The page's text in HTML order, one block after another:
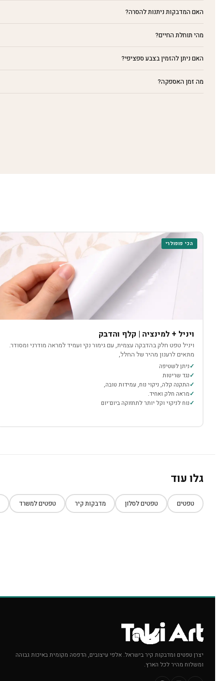
האם המדבקות ניתנות להסרה?
מהי תוחלת החיים?
האם ניתן להזמין בצבע ספציפי?
מה זמן האספקה?
הכי פופולרי
ויניל + למינציה | קלף והדבק
ויניל טפט חלק בהדבקה עצמית, עם גימור נקי ועמיד למראה מודרני ומסודר.
מתאים לרענון מהיר של החלל,
ניתן לשטיפה
נגד שריטות
התקנה קלה, ניקוי נוח, עמידות טובה,
מראה חלק ואחיד.
נוח לניקוי וקל יותר לתחזוקה ביום־יום
גלו עוד
טפטים טפטים לסלון מדבקות קיר טפטים למשרד
יצרן טפטים ומדבקות קיר בישראל. אלפי עיצובים, הדפסה מקומית באיכות גבוהה
ומשלוח מהיר לכל הארץ.